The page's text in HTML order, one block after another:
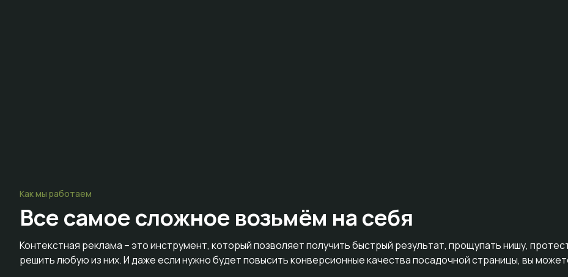
Как мы работаем
Все самое сложное возьмём на себя
Контекстная реклама – это инструмент, который позволяет получить быстрый результат, прощупать нишу,
решить любую из них. И даже если нужно будет повысить конверсионные качества посадочной страницы, вы